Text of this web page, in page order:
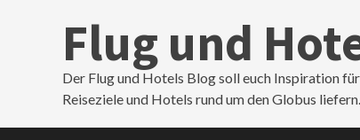
Flug und
Der Flug und Hotels Blog soll euch Inspiration
Reiseziele und Hotels rund um den Globus liefern.